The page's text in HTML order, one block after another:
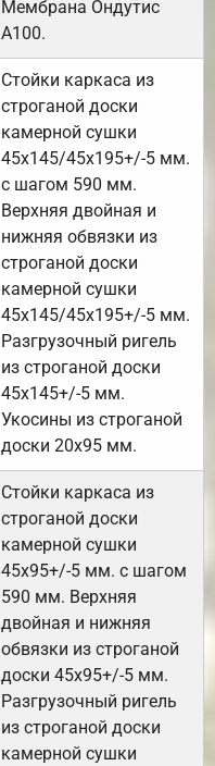
Мембрана Ондутис
А100.
Стойки каркаса из
строганой доски
камерной сушки
45х145/45х195+/-5 мм.
с шагом 590 мм.
Верхняя двойная и
нижняя обвязки из
строганой доски
камерной сушки
45х145/45х195+/-5 мм.
Разгрузочный ригель
из строганой доски
45х145+/-5 мм.
Укосины из строганой
доски 20х95 мм.
Стойки каркаса из
строганой доски
камерной сушки
45х95+/-5 мм. с шагом
590 мм. Верхняя
двойная и нижняя
обвязки из строганой
доски 45х95+/-5 мм.
Разгрузочный ригель
из строганой доски
камерной сушки